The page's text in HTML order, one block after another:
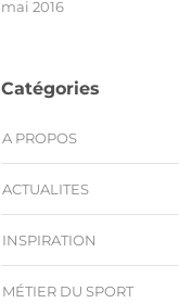
mai 2016
Catégories
A PROPOS
ACTUALITES
INSPIRATION
MÉTIER DU SPORT